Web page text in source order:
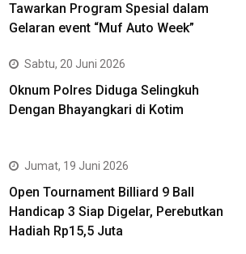
Tawarkan Program Spesial dalam
Gelaran event “Muf Auto Week”
Sabtu, 20 Juni 2026
Oknum Polres Diduga Selingkuh
Dengan Bhayangkari di Kotim
Jumat, 19 Juni 2026
Open Tournament Billiard 9 Ball
Handicap 3 Siap Digelar, Perebutkan
Hadiah Rp15,5 Juta